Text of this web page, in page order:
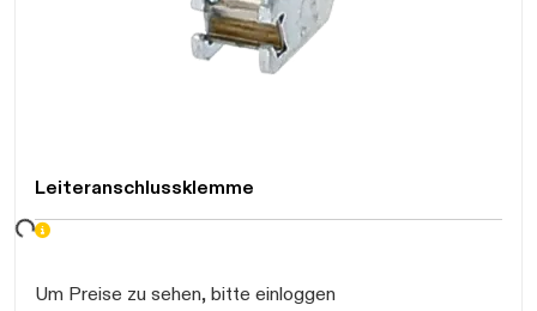
Leiteranschlussklemme
Um Preise zu sehen, bitte einloggen